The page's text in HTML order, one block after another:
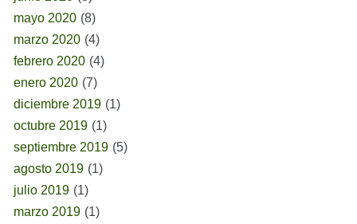
mayo 2020 (8)
marzo 2020 (4)
febrero 2020 (4)
enero 2020 (7)
diciembre 2019 (1)
octubre 2019 (1)
septiembre 2019 (5)
agosto 2019 (1)
julio 2019 (1)
marzo 2019 (1)